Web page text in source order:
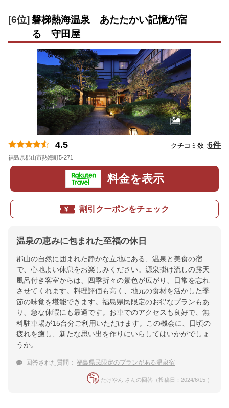
[6位]磐梯熱海温泉 あたたかい記憶が宿
る 守田屋
4.5 クチコミ数 :6件
福島県郡山市熱海町5-271
料金を表示
割引クーポンをチェック
温泉の恵みに包まれた至福の休日
郡山の自然に囲まれた静かな立地にある、温泉と美食の宿
で、心地よい休息をお楽しみください。源泉掛け流しの露天
風呂付き客室からは、四季折々の景色が広がり、日常を忘れ
させてくれます。料理評価も高く、地元の食材を活かした季
節の味覚を堪能できます。福島県民限定のお得なプランもあ
り、急な休暇にも最適です。お車でのアクセスも良好で、無
料駐車場が15台分ご利用いただけます。この機会に、日頃の
疲れを癒し、新たな思い出を作りにいらしてはいかがでしょ
うか。
回答された質問： 福島県民限定のプランがある温泉宿
たけやん さんの回答（投稿日：2024/6/15 ）